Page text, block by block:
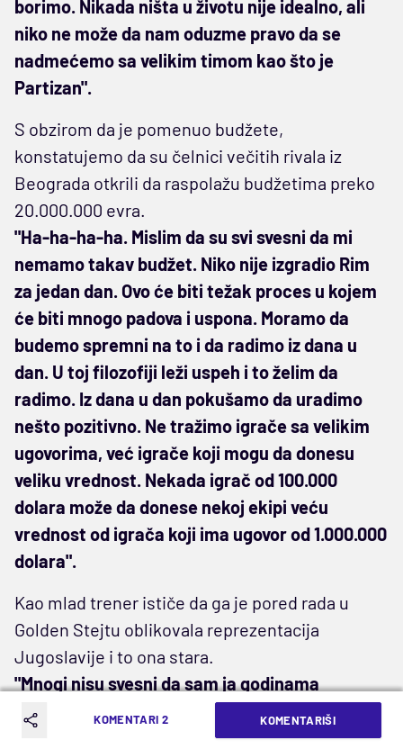
borimo. Nikada ništa u životu nije idealno, ali
niko ne može da nam oduzme pravo da se
nadmećemo sa velikim timom kao što je
Partizan".
S obzirom da je pomenuo budžete,
konstatujemo da su čelnici večitih rivala iz
Beograda otkrili da raspolažu budžetima preko
20.000.000 evra.
"Ha-ha-ha-ha. Mislim da su svi svesni da mi
nemamo takav budžet. Niko nije izgradio Rim
za jedan dan. Ovo će biti težak proces u kojem
će biti mnogo padova i uspona. Moramo da
budemo spremni na to i da radimo iz dana u
dan. U toj filozofiji leži uspeh i to želim da
radimo. Iz dana u dan pokušamo da uradimo
nešto pozitivno. Ne tražimo igrače sa velikim
ugovorima, već igrače koji mogu da donesu
veliku vrednost. Nekada igrač od 100.000
dolara može da donese nekoj ekipi veću
vrednost od igrača koji ima ugovor od 1.000.000
dolara".
Kao mlad trener ističe da ga je pored rada u
Golden Stejtu oblikovala reprezentacija
Jugoslavije i to ona stara.
"Mnogi nisu svesni da sam ja godinama
sakupljao kasete, CD-ove, klipove po internetu
tih starih utakmica Jugoslavije kada su igrali
KOMENTARI 2 KOMENTARIŠI